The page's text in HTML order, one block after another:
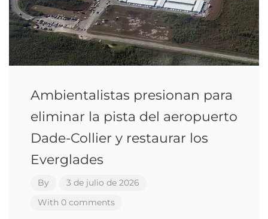
Ambientalistas presionan para
eliminar la pista del aeropuerto
Dade-Collier y restaurar los
Everglades
By
3 de julio de 2026
With 0 comments